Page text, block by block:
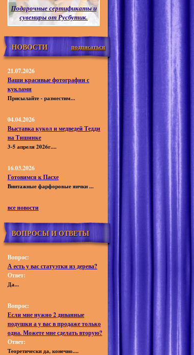
Подарочные сертификаты и
сувениры от Русбутик.
НОВОСТИ подписаться
21.07.2026
Ваши красивые фотографии с
куклами
Присылайте - разместим...
04.04.2026
Выставка кукол и медведей Тедди
на Тишинке
3-5 апреля 2026г....
16.03.2026
Готовимся к Пасхе
Винтажные фарфоровые яички ...
все новости
ВОПРОСЫ И ОТВЕТЫ
Вопрос:
А есть у вас статуэтки из дерева?
Ответ:
Да...
Вопрос:
Если мне нужно 2 диванные
подушки а у вас в продаже только
одна. Можете мне сделать вторую?
Ответ:
Теоретически да, конечно....